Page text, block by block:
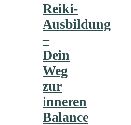
Reiki-
Ausbildung
–
Dein
Weg
zur
inneren
Balance